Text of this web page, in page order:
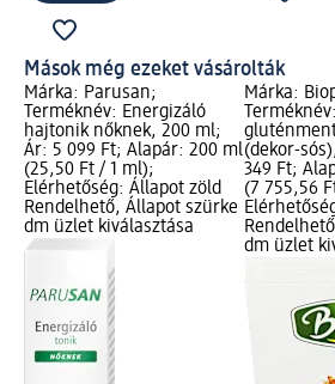
Mások még ezeket vásárolták
Márka: Parusan;
Terméknév: Energizáló
hajtonik nőknek, 200 ml;
Ár: 5 099 Ft; Alapár: 200 ml
(25,50 Ft / 1 ml);
Elérhetőség: Állapot zöld
Rendelhető, Állapot szürke
dm üzlet kiválasztása
Márka:
(dekor-
349 Ft;
(7 755,56
dm üzlet